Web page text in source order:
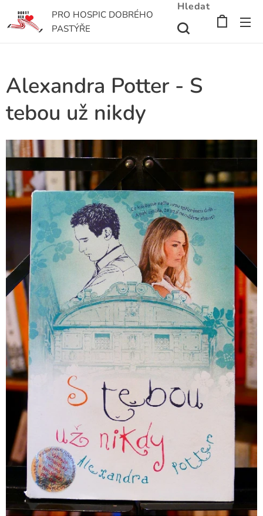
PRO HOSPIC DOBRÉHO
PASTÝŘE
Hledat
Alexandra Potter - S
tebou už nikdy